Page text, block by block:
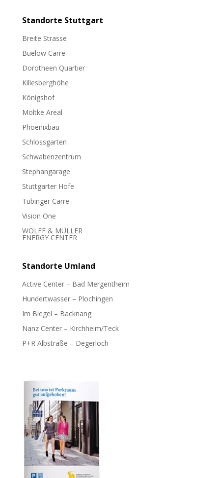
Standorte Stuttgart
Breite Strasse
Buelow Carre
Dorotheen Quartier
Killesberghöhe
Königshof
Moltke Areal
Phoenixbau
Schlossgarten
Schwabenzentrum
Stephangarage
Stuttgarter Höfe
Tübinger Carre
Vision One
WOLFF & MÜLLER
ENERGY CENTER
Standorte Umland
Active Center – Bad Mergentheim
Hundertwasser – Plochingen
Im Biegel – Backnang
Nanz Center – Kirchheim/Teck
P+R Albstraße – Degerloch